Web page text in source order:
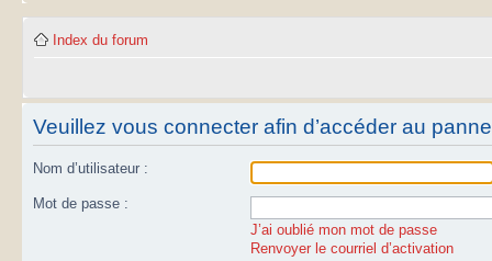
Index du forum
Veuillez vous connecter afin d’accéder au
Nom d’utilisateur :
Mot de passe :
J’ai oublié mon mot de passe
Renvoyer le courriel d’activation